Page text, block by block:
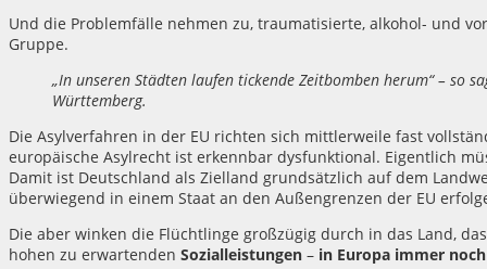
Und die Problemfälle nehmen zu, traumatisierte, alkohol- und
Gruppe.
„In unseren Städten laufen tickende Zeitbomben herum“ – so
Württemberg.
Die Asylverfahren in der EU richten sich mittlerweile fast
europäische Asylrecht ist erkennbar dysfunktional. Eigentlich
Damit ist Deutschland als Zielland grundsätzlich auf dem
überwiegend in einem Staat an den Außengrenzen der EU
Die aber winken die Flüchtlinge großzügig durch in das Land,
hohen zu erwartenden Sozialleistungen – in Europa immer